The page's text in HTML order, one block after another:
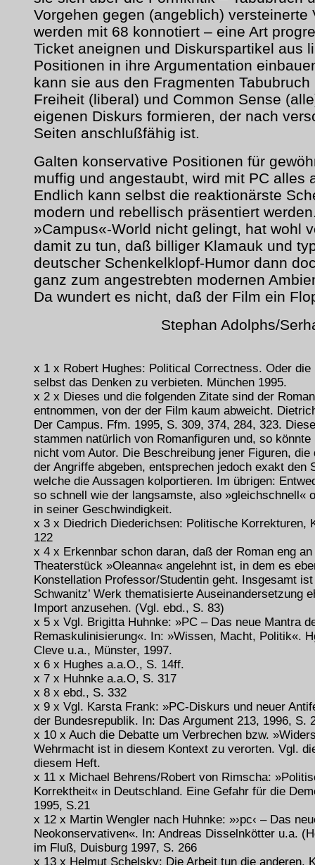
Vorgehen gegen (angeblich) versteinerte
werden mit 68 konnotiert – eine Art
Ticket aneignen und Diskurspartikel aus
Positionen in ihre Argumentation
kann sie aus den Fragmenten Tabubruch
Freiheit (liberal) und Common Sense
eigenen Diskurs formieren, der nach
Seiten anschlußfähig ist.
Galten konservative Positionen für
muffig und angestaubt, wird mit PC alles
Endlich kann selbst die reaktionärste
modern und rebellisch präsentiert
»Campus«-World nicht gelingt, hat wohl
damit zu tun, daß billiger Klamauk und
deutscher Schenkelklopf-Humor dann
ganz zum angestrebten modernen
Da wundert es nicht, daß der Film ein
Stephan Adolphs/
x 1 x Robert Hughes: Political Correctness. Oder die
selbst das Denken zu verbieten. München 1995.
x 2 x Dieses und die folgenden Zitate sind der
entnommen, von der der Film kaum abweicht.
Der Campus. Ffm. 1995, S. 309, 374, 284, 323.
stammen natürlich von Romanfiguren und, so könnte
nicht vom Autor. Die Beschreibung jener Figuren, die
der Angriffe abgeben, entsprechen jedoch exakt den
welche die Aussagen kolportieren. Im übrigen:
so schnell wie der langsamste, also »gleichschnell«
in seiner Geschwindigkeit.
x 3 x Diedrich Diederichsen: Politische Korrekturen,
122
x 4 x Erkennbar schon daran, daß der Roman eng
Theaterstück »Oleanna« angelehnt ist, in dem es
Konstellation Professor/Studentin geht. Insgesamt
Schwanitz’ Werk thematisierte Auseinandersetzung
Import anzusehen. (Vgl. ebd., S. 83)
x 5 x Vgl. Brigitta Huhnke: »PC – Das neue Mantra
Remaskulinisierung«. In: »Wissen, Macht, Politik«.
Cleve u.a., Münster, 1997.
x 6 x Hughes a.a.O., S. 14ff.
x 7 x Huhnke a.a.O, S. 317
x 8 x ebd., S. 332
x 9 x Vgl. Karsta Frank: »PC-Diskurs und neuer
der Bundesrepublik. In: Das Argument 213, 1996, S.
x 10 x Auch die Debatte um Verbrechen bzw.
Wehrmacht ist in diesem Kontext zu verorten. Vgl.
diesem Heft.
x 11 x Michael Behrens/Robert von Rimscha:
Korrektheit« in Deutschland. Eine Gefahr für die
1995, S.21
x 12 x Martin Wengler nach Huhnke: »›pc‹ – Das
Neokonservativen«. In: Andreas Disselnkötter u.a.
im Fluß, Duisburg 1997, S. 266
x 13 x Helmut Schelsky: Die Arbeit tun die anderen.